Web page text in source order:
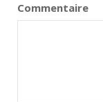
Commentaire